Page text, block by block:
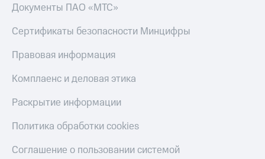
Документы ПАО «МТС»
Сертификаты безопасности Минцифры
Правовая информация
Комплаенс и деловая этика
Раскрытие информации
Политика обработки cookies
Соглашение о пользовании системой